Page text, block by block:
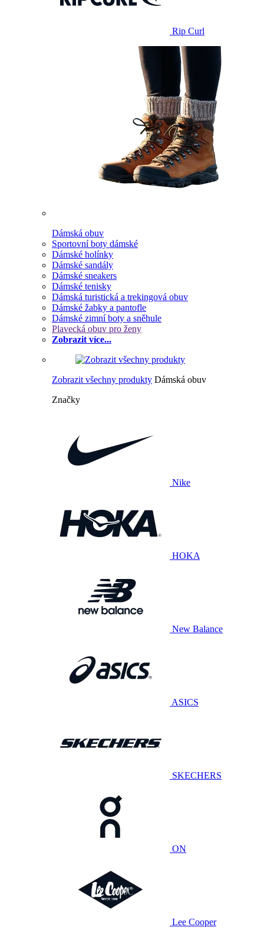
Rip Curl
Dámská obuv
Sportovní boty dámské
Dámské holínky
Dámské sandály
Dámské sneakers
Dámské tenisky
Dámská turistická a trekingová obuv
Dámské žabky a pantofle
Dámské zimní boty a sněhule
Plavecká obuv pro ženy
Zobrazit více...
Zobrazit všechny produkty Dámská obuv
Značky
Nike
HOKA
New Balance
ASICS
SKECHERS
ON
Lee Cooper